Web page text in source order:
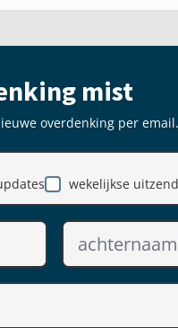
mist
overdenking per email.
wekelijkse